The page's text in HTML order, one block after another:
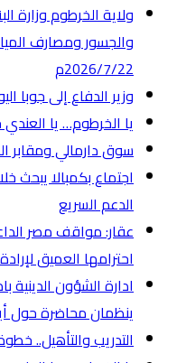
ولاية الخرطوم وزارة
والجسور ومصارف
2026/7/22م
وزير الدفاع إلى جوبا
يا الخرطوم… يا
سوق دارمالي ومقابر
اجتماع بكمبالا يبحث
الدعم السريع
عقار: مواقف مصر
احترامها العميق
ادارة الشؤون
ينظمان محاضرة حول
التدريب والتأهيل..